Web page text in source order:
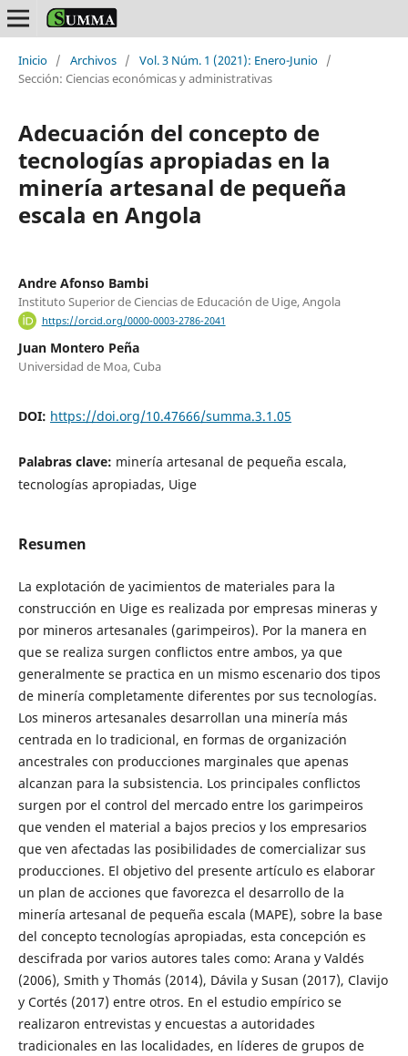
Inicio / Archivos / Vol. 3 Núm. 1 (2021): Enero-Junio /
Sección: Ciencias económicas y administrativas
Adecuación del concepto de
tecnologías apropiadas en la
minería artesanal de pequeña
escala en Angola
Andre Afonso Bambi
Instituto Superior de Ciencias de Educación de Uige, Angola
https://orcid.org/0000-0003-2786-2041
Juan Montero Peña
Universidad de Moa, Cuba
DOI: https://doi.org/10.47666/summa.3.1.05
Palabras clave: minería artesanal de pequeña escala,
tecnologías apropiadas, Uige
Resumen
La explotación de yacimientos de materiales para la
construcción en Uige es realizada por empresas mineras y
por mineros artesanales (garimpeiros). Por la manera en
que se realiza surgen conflictos entre ambos, ya que
generalmente se practica en un mismo escenario dos tipos
de minería completamente diferentes por sus tecnologías.
Los mineros artesanales desarrollan una minería más
centrada en lo tradicional, en formas de organización
ancestrales con producciones marginales que apenas
alcanzan para la subsistencia. Los principales conflictos
surgen por el control del mercado entre los garimpeiros
que venden el material a bajos precios y los empresarios
que ven afectadas las posibilidades de comercializar sus
producciones. El objetivo del presente artículo es elaborar
un plan de acciones que favorezca el desarrollo de la
minería artesanal de pequeña escala (MAPE), sobre la base
del concepto tecnologías apropiadas, esta concepción es
descifrada por varios autores tales como: Arana y Valdés
(2006), Smith y Thomás (2014), Dávila y Susan (2017), Clavijo
y Cortés (2017) entre otros. En el estudio empírico se
realizaron entrevistas y encuestas a autoridades
tradicionales en las localidades, en líderes de grupos de